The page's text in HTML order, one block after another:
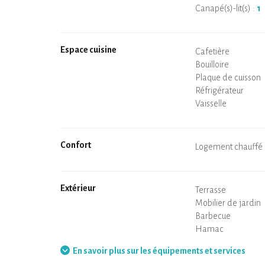
Canapé(s)-lit(s) : 1
Espace cuisine Micro-ondes
Cafetière
Bouilloire
Plaque de cuisson
Four
Réfrigérateur
Vaisselle
Confort Spa
Sauna privatif
Tables et chaises/
Air conditionné
Logement chauffé
Extérieur
Terrasse
Mobilier de jardin
Barbecue
Hamac
En savoir plus sur les équipements et services